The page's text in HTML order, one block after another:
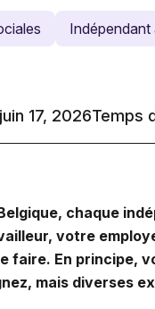
Indépendant
17, 2026Temps
chaque
votre
faire. En principe,
mais diverses